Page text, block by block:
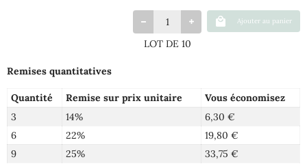
Ajouter au panier
LOT DE 10
Remises quantitatives
Quantité Remise sur prix unitaire
Vous économisez
3
14%
6,30 €
6
22%
19,80 €
9
25% 33,75 €